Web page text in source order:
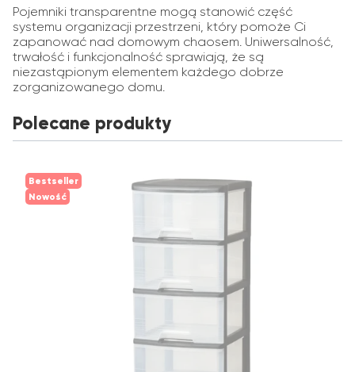
Pojemniki transparentne mogą stanowić część
systemu organizacji przestrzeni, który pomoże Ci
zapanować nad domowym chaosem. Uniwersalność,
trwałość i funkcjonalność sprawiają, że są
niezastąpionym elementem każdego dobrze
zorganizowanego domu.
Polecane produkty
Bestseller
Nowość